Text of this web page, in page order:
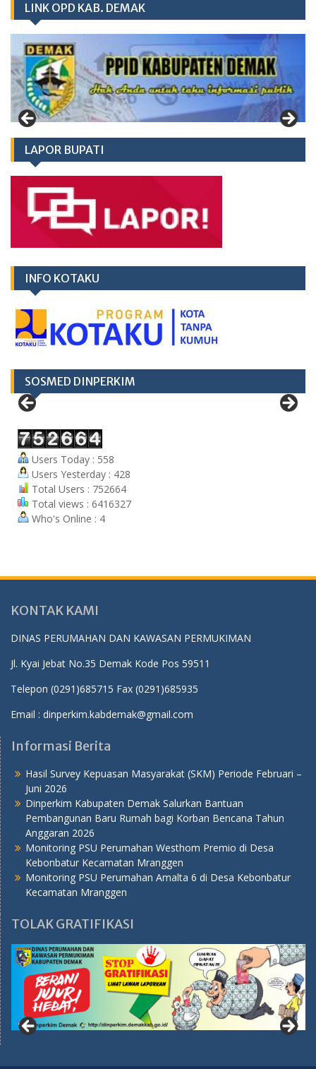
LINK OPD KAB. DEMAK
LAPOR BUPATI
INFO KOTAKU
SOSMED DINPERKIM
Users Today : 558
Users Yesterday : 428
Total Users : 752664
Total views : 6416327
Who's Online : 4
KONTAK KAMI
DINAS PERUMAHAN DAN KAWASAN PERMUKIMAN
Jl. Kyai Jebat No.35 Demak Kode Pos 59511
Telepon (0291)685715 Fax (0291)685935
Email : dinperkim.kabdemak@gmail.com
Informasi Berita
Hasil Survey Kepuasan Masyarakat (SKM) Periode Februari –
Juni 2026
Dinperkim Kabupaten Demak Salurkan Bantuan
Pembangunan Baru Rumah bagi Korban Bencana Tahun
Anggaran 2026
Monitoring PSU Perumahan Westhom Premio di Desa
Kebonbatur Kecamatan Mranggen
Monitoring PSU Perumahan Amalta 6 di Desa Kebonbatur
Kecamatan Mranggen
TOLAK GRATIFIKASI